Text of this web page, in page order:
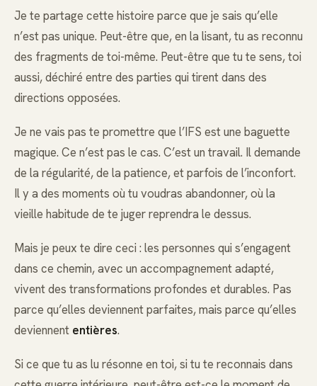
Je te partage cette histoire parce que je sais qu’elle
n’est pas unique. Peut-être que, en la lisant, tu as reconnu
des fragments de toi-même. Peut-être que tu te sens, toi
aussi, déchiré entre des parties qui tirent dans des
directions opposées.
Je ne vais pas te promettre que l’IFS est une baguette
magique. Ce n’est pas le cas. C’est un travail. Il demande
de la régularité, de la patience, et parfois de l’inconfort.
Il y a des moments où tu voudras abandonner, où la
vieille habitude de te juger reprendra le dessus.
Mais je peux te dire ceci : les personnes qui s’engagent
dans ce chemin, avec un accompagnement adapté,
vivent des transformations profondes et durables. Pas
parce qu’elles deviennent parfaites, mais parce qu’elles
deviennent entières.
Si ce que tu as lu résonne en toi, si tu te reconnais dans